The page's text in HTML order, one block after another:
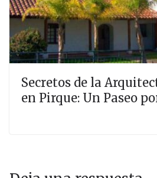
Secretos de la
en Pirque: Un Paseo